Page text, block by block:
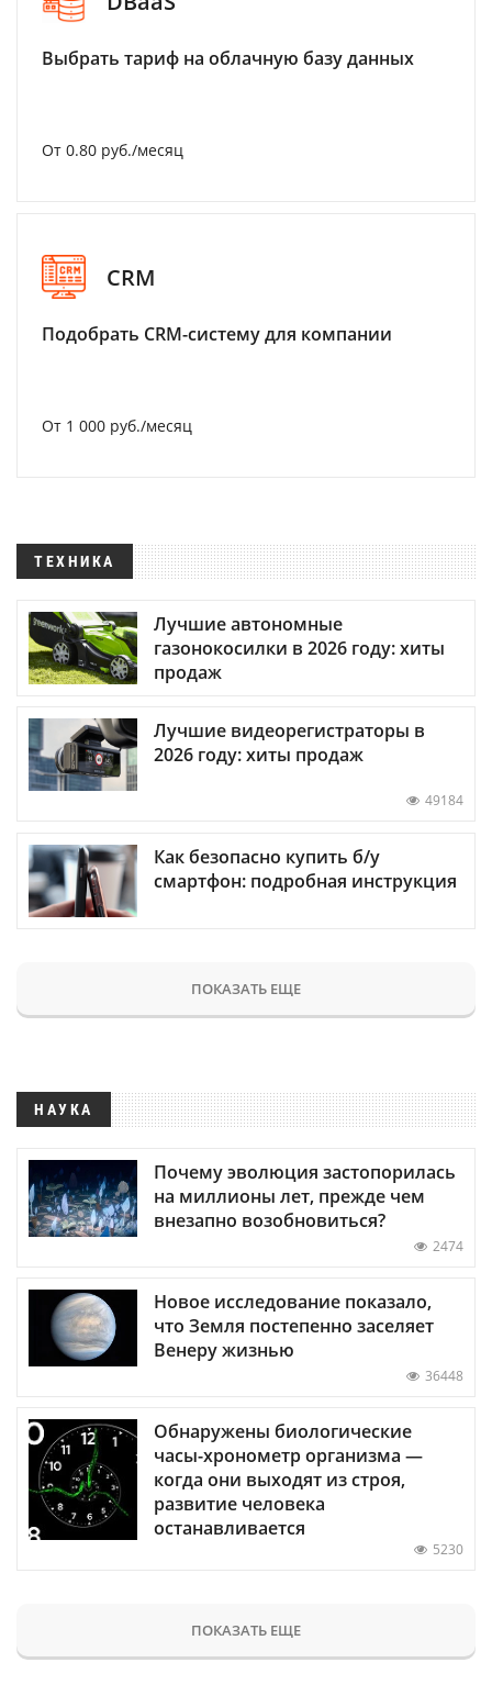
Выбрать тариф на облачную базу данных
От 0.80 руб./месяц
CRM
Подобрать CRM-систему для компании
От 1 000 руб./месяц
ТЕХНИКА
Лучшие автономные
газонокосилки в 2026 году: хиты
продаж
Лучшие видеорегистраторы в
2026 году: хиты продаж
49184
Как безопасно купить б/у
смартфон: подробная инструкция
ПОКАЗАТЬ ЕЩЕ
НАУКА
Почему эволюция застопорилась
на миллионы лет, прежде чем
внезапно возобновиться?
2474
Новое исследование показало,
что Земля постепенно заселяет
Венеру жизнью
36448
Обнаружены биологические
часы-хронометр организма —
когда они выходят из строя,
развитие человека
останавливается
5230
ПОКАЗАТЬ ЕЩЕ